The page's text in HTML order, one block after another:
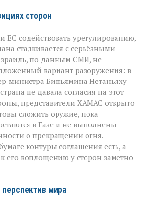
сторон
ЕС содействовать урегулированию,
сталкивается с серьёзными
по данным СМИ, не
вариант разоружения: в
Биньямина Нетаньяху
не давала согласия на этот
представители ХАМАС открыто
сложить оружие, пока
в Газе и не выполнены
о прекращении огня.
контуры соглашения есть, а
его воплощению у сторон заметно
перспектив мира